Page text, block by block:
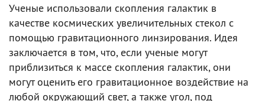
Ученые использовали скопления галактик в
качестве космических увеличительных стекол с
помощью гравитационного линзирования. Идея
заключается в том, что, если ученые могут
приблизиться к массе скопления галактик, они
могут оценить его гравитационное воздействие на
любой окружающий свет, а также угол, под